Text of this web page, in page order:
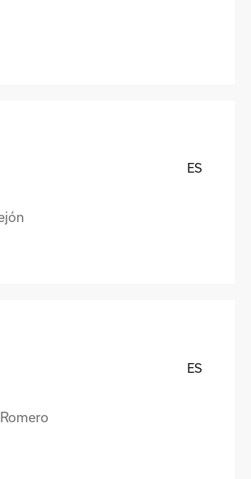
ES
ES